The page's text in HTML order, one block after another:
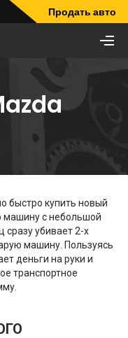
Продать авто
купить новый
машину с небольшой
сразу убивает 2-х
машину. Пользуясь
деньги на руки и
транспортное